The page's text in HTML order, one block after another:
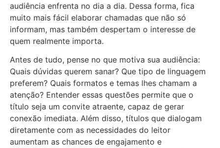
audiência enfrenta no dia a dia. Dessa forma, fica
muito mais fácil elaborar chamadas que não só
informam, mas também despertam o interesse de
quem realmente importa.
Antes de tudo, pense no que motiva sua audiência:
Quais dúvidas querem sanar? Que tipo de linguagem
preferem? Quais formatos e temas lhes chamam a
atenção? Entender essas questões permite que o
título seja um convite atraente, capaz de gerar
conexão imediata. Além disso, títulos que dialogam
diretamente com as necessidades do leitor
aumentam as chances de engajamento e